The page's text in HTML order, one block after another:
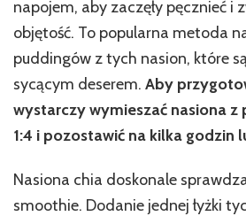
napojem, aby zaczęły pęcznieć i
objętość. To popularna metoda
puddingów z tych nasion, które
sycącym deserem. Aby
wystarczy wymieszać nasiona z
1:4 i pozostawić na kilka godzin
Nasiona chia doskonale
smoothie. Dodanie jednej łyżki